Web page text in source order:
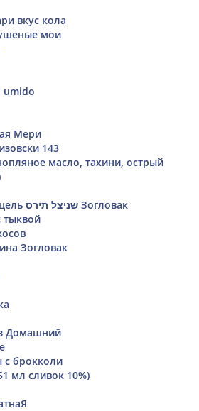
вкус кола
мои
umido
Мери
143
масло, тахини, острый
Кукурузный шницель שניצל תירס Зогловак
тыквой
Зогловак
Домашний
с брокколи
мл сливок 10%)